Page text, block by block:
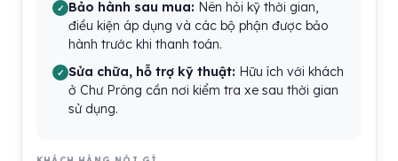
Bảo hành sau mua: Nên hỏi kỹ thời gian,
điều kiện áp dụng và các bộ phận được bảo
hành trước khi thanh toán.
Sửa chữa, hỗ trợ kỹ thuật: Hữu ích với khách
ở Chư Prông cần nơi kiểm tra xe sau thời gian
sử dụng.